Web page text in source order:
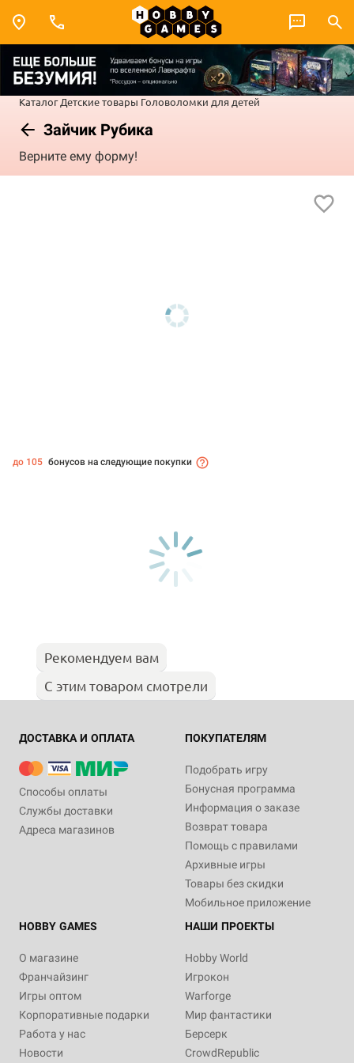
Каталог Детские товары Головоломки для детей
Зайчик Рубика
Верните ему форму!
до 105 бонусов на следующие покупки
Рекомендуем вам
С этим товаром смотрели
ДОСТАВКА И ОПЛАТА
Способы оплаты
Службы доставки
Адреса магазинов
ПОКУПАТЕЛЯМ
Подобрать игру
Бонусная программа
Информация о заказе
Возврат товара
Помощь с правилами
Архивные игры
Товары без скидки
Мобильное приложение
HOBBY GAMES
О магазине
Франчайзинг
Игры оптом
Корпоративные подарки
Работа у нас
Новости
НАШИ ПРОЕКТЫ
Hobby World
Игрокон
Warforge
Мир фантастики
Берсерк
CrowdRepublic